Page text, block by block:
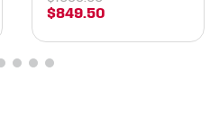
$849 50